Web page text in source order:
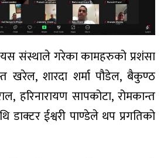
यस संस्थाले गरेका कामहरुको प्रशंसा
खरेल, शारदा शर्मा पौडेल, बैकुण्ठ
हरिनारायण सापकोटा, रोमकान्त
डाक्टर ईश्वरी पाण्डेले थप प्रगतिको